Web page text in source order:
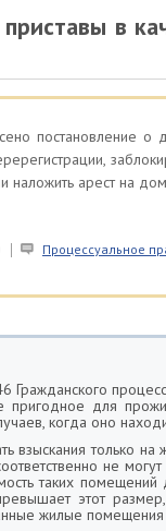
в
постановление
арест на
Процессуальное
Гражданского
пригодное для
когда оно
взыскания только
не
таких
этот
жилые